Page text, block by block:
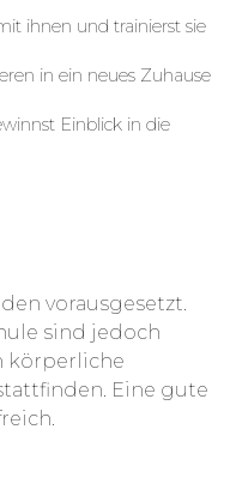
ihnen und trainierst sie
in ein neues Zuhause
Einblick in die
vorausgesetzt.
sind jedoch
körperliche
Eine gute